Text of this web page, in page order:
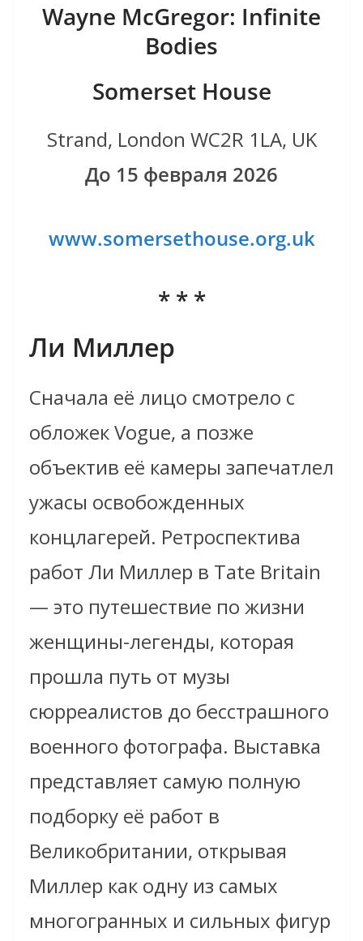
Wayne McGregor: Infinite
Bodies
Somerset House
Strand, London WC2R 1LA, UK
До 15 февраля 2026
www.somersethouse.org.uk
* * *
Ли Миллер
Сначала её лицо смотрело с
обложек Vogue, а позже
объектив её камеры запечатлел
ужасы освобожденных
концлагерей. Ретроспектива
работ Ли Миллер в Tate Britain
— это путешествие по жизни
женщины-легенды, которая
прошла путь от музы
сюрреалистов до бесстрашного
военного фотографа. Выставка
представляет самую полную
подборку её работ в
Великобритании, открывая
Миллер как одну из самых
многогранных и сильных фигур